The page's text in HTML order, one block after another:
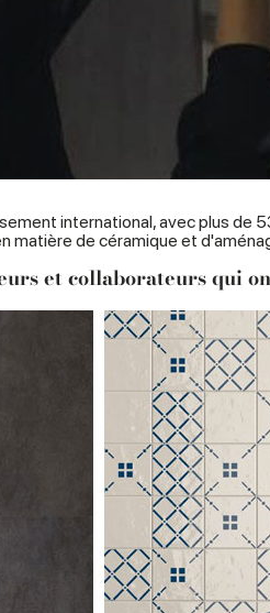
international, avec plus de
de céramique et
et collaborateurs qui